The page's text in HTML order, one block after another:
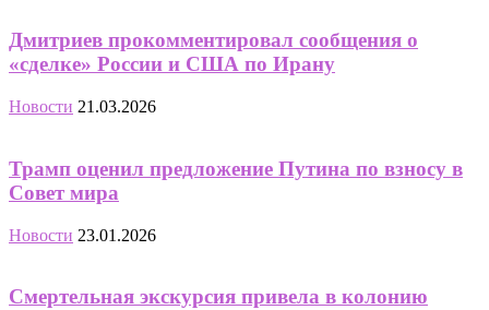
Дмитриев прокомментировал сообщения о
«сделке» России и США по Ирану
Новости 21.03.2026
Трамп оценил предложение Путина по взносу в
Совет мира
Новости 23.01.2026
Смертельная экскурсия привела в колонию